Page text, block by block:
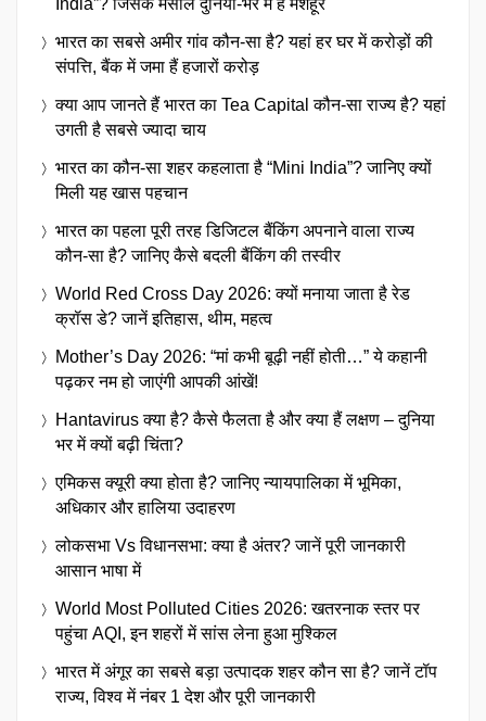
India”? जिसके मसालें दुनिया-भर में है मशहूर
भारत का सबसे अमीर गांव कौन-सा है? यहां हर घर में करोड़ों की
संपत्ति, बैंक में जमा हैं हजारों करोड़
क्या आप जानते हैं भारत का Tea Capital कौन-सा राज्य है? यहां
उगती है सबसे ज्यादा चाय
भारत का कौन-सा शहर कहलाता है “Mini India”? जानिए क्यों
मिली यह खास पहचान
भारत का पहला पूरी तरह डिजिटल बैंकिंग अपनाने वाला राज्य
कौन-सा है? जानिए कैसे बदली बैंकिंग की तस्वीर
World Red Cross Day 2026: क्यों मनाया जाता है रेड
क्रॉस डे? जानें इतिहास, थीम, महत्व
Mother’s Day 2026: “मां कभी बूढ़ी नहीं होती…” ये कहानी
पढ़कर नम हो जाएंगी आपकी आंखें!
Hantavirus क्या है? कैसे फैलता है और क्या हैं लक्षण – दुनिया
भर में क्यों बढ़ी चिंता?
एमिकस क्यूरी क्या होता है? जानिए न्यायपालिका में भूमिका,
अधिकार और हालिया उदाहरण
लोकसभा Vs विधानसभा: क्या है अंतर? जानें पूरी जानकारी
आसान भाषा में
World Most Polluted Cities 2026: खतरनाक स्तर पर
पहुंचा AQI, इन शहरों में सांस लेना हुआ मुश्किल
भारत में अंगूर का सबसे बड़ा उत्पादक शहर कौन सा है? जानें टॉप
राज्य, विश्व में नंबर 1 देश और पूरी जानकारी